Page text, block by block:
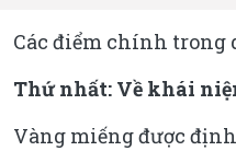
Các điểm chính trong
Thứ nhất: Về khái
Vàng miếng được